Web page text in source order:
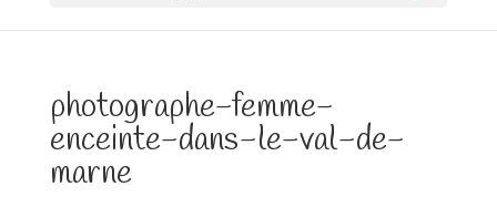
photographe-femme-
enceinte-dans-le-val-de-
marne